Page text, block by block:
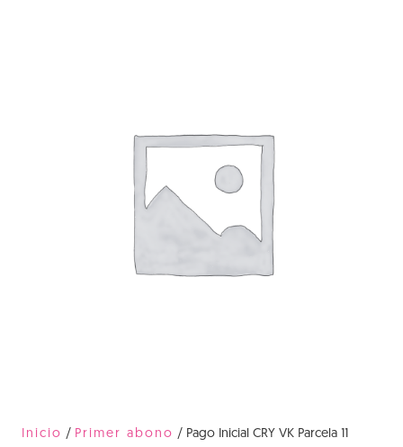
Inicio / Primer abono / Pago Inicial CRY VK Parcela 11